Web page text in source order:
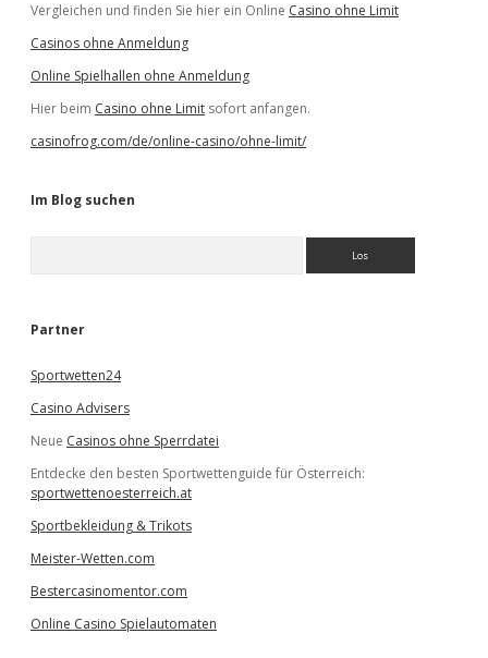
Vergleichen und finden Sie hier ein Online Casino ohne Limit
Casinos ohne Anmeldung
Online Spielhallen ohne Anmeldung
Hier beim Casino ohne Limit sofort anfangen.
casinofrog.com/de/online-casino/ohne-limit/
Im Blog suchen
e
Partner
Sportwetten24
Casino Advisers
Neue Casinos ohne Sperrdatei
Entdecke den besten Sportwettenguide für Österreich:
sportwettenoesterreich.at
Sportbekleidung & Trikots
Meister-Wetten.com
Bestercasinomentor.com
Online Casino Spielautomaten